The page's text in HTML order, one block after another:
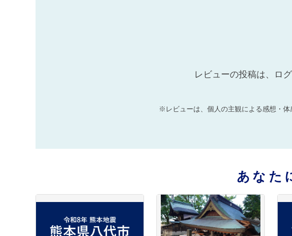
レビューの投稿は、ロ
※レビューは、個人の主観による感想・体
あなた